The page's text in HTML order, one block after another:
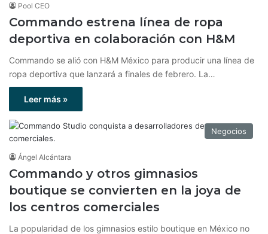
Pool CEO
Commando estrena línea de ropa
deportiva en colaboración con H&M
Commando se alió con H&M México para producir una línea de
ropa deportiva que lanzará a finales de febrero. La…
Leer más »
Negocios
Ángel Alcántara
Commando y otros gimnasios
boutique se convierten en la joya de
los centros comerciales
La popularidad de los gimnasios estilo boutique en México no